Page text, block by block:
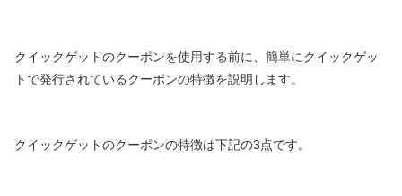
クイックゲットのクーポンを使用する前に、簡単にクイックゲッ
トで発行されているクーポンの特徴を説明します。
クイックゲットのクーポンの特徴は下記の3点です。